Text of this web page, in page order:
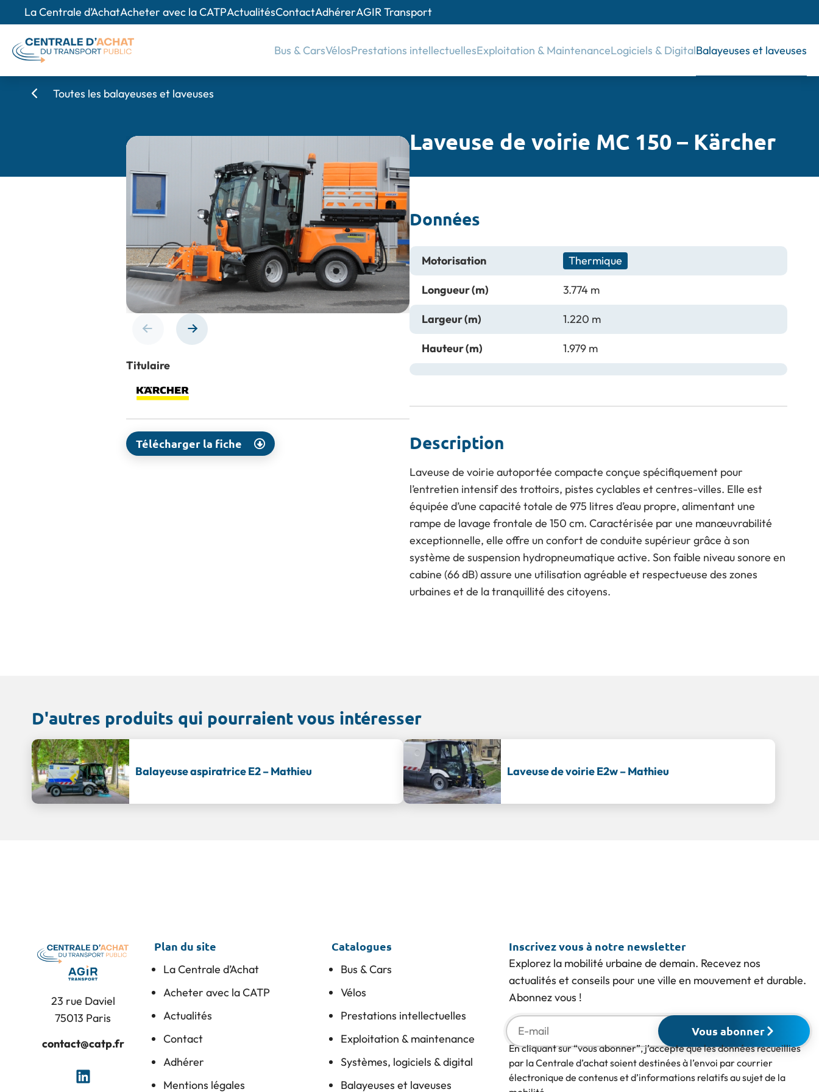
La Centrale d’AchatAcheter avec la CATPActualitésContactAdhérerAGIR Transport
Bus & CarsVélosPrestations intellectuellesExploitation & MaintenanceLogiciels & DigitalBalayeuses et laveuses
Toutes les balayeuses et laveuses
Laveuse de voirie MC 150 – Kärcher
Données
Motorisation Thermique
Longueur (m) 3.774 m
Largeur (m) 1.220 m
Hauteur (m) 1.979 m
Description
Laveuse de voirie autoportée compacte conçue spécifiquement pour
l’entretien intensif des trottoirs, pistes cyclables et centres-villes. Elle est
équipée d’une capacité totale de 975 litres d’eau propre, alimentant une
rampe de lavage frontale de 150 cm. Caractérisée par une manœuvrabilité
exceptionnelle, elle offre un confort de conduite supérieur grâce à son
système de suspension hydropneumatique active. Son faible niveau sonore en
cabine (66 dB) assure une utilisation agréable et respectueuse des zones
urbaines et de la tranquillité des citoyens.
Titulaire
Télécharger la fiche
D'autres produits qui pourraient vous intéresser
Balayeuse aspiratrice E2 – Mathieu Laveuse de voirie E2w – Mathieu
23 rue Daviel
75013 Paris
contact@catp.fr
Plan du site
La Centrale d’Achat
Acheter avec la CATP
Actualités
Contact
Adhérer
Mentions légales
Catalogues
Bus & Cars
Vélos
Prestations intellectuelles
Exploitation & maintenance
Systèmes, logiciels & digital
Balayeuses et laveuses
Inscrivez vous à notre newsletter
Explorez la mobilité urbaine de demain. Recevez nos
actualités et conseils pour une ville en mouvement et durable.
Abonnez vous !
Vous abonner
En cliquant sur “vous abonner”, j’accepte que les données recueillies
par la Centrale d’achat soient destinées à l’envoi par courrier
électronique de contenus et d’informations relatifs au sujet de la